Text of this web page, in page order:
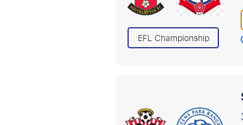
EFL Championship